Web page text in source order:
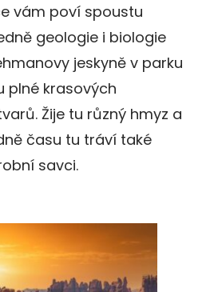
vám poví spoustu
geologie i biologie
jeskyně v parku
plné krasových
Žije tu různý hmyz a
času tu tráví také
savci.